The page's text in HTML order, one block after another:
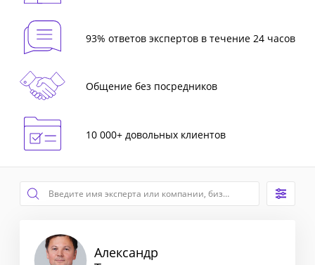
93% ответов экспертов в течение 24 часов
Общение без посредников
10 000+ довольных клиентов
Александр